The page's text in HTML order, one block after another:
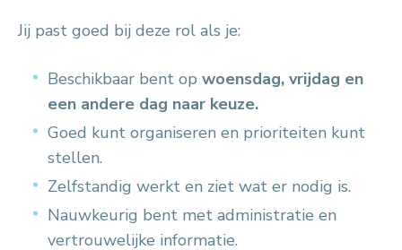
Jij past goed bij deze rol als je:
Beschikbaar bent op woensdag, vrijdag en
een andere dag naar keuze.
Goed kunt organiseren en prioriteiten kunt
stellen.
Zelfstandig werkt en ziet wat er nodig is.
Nauwkeurig bent met administratie en
vertrouwelijke informatie.